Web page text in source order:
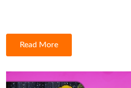
Read More